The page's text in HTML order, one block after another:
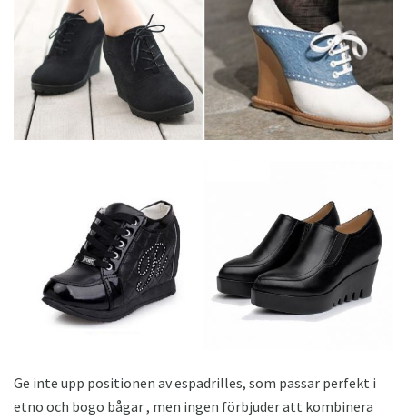
Ge inte upp positionen av espadrilles, som passar perfekt i
etno och bogo bågar , men ingen förbjuder att kombinera